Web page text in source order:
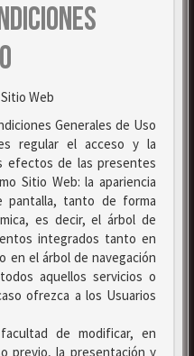
Web
Generales de Uso
regular el acceso y la
efectos de las presentes
Sitio Web: la apariencia
tanto de forma
es decir, el árbol de
integrados tanto en
en el árbol de navegación
aquellos servicios o
ofrezca a los Usuarios
de modificar, en
previo, la presentación y